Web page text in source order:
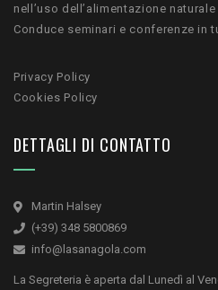
nell’uso dell’alimentazione
Conduce seminari e conferenze in
Privacy Policy
Cookies Policy
DETTAGLI DI CONTATTO
Martin Halsey
(+39) 348 5800869
info@lasanagola.com
La Segreteria è aperta dal Lunedì al